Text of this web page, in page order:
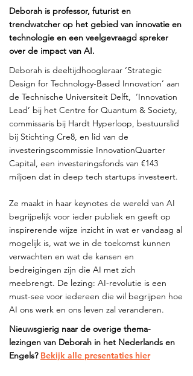
Deborah is professor, futurist en
trendwatcher op het gebied van innovatie en
technologie en een veelgevraagd spreker
over de impact van AI.
Deborah is deeltijdhoogleraar ‘Strategic
Design for Technology-Based Innovation’ aan
de Technische Universiteit Delft, ‘Innovation
Lead’ bij het Centre for Quantum & Society,
commissaris bij Hardt Hyperloop, bestuurslid
bij Stichting Cre8, en lid van de
investeringscommissie InnovationQuarter
Capital, een investeringsfonds van €143
miljoen dat in deep tech startups investeert.
Ze maakt in haar keynotes de wereld van AI
begrijpelijk voor ieder publiek en geeft op
inspirerende wijze inzicht in wat er vandaag al
mogelijk is, wat we in de toekomst kunnen
verwachten en wat de kansen en
bedreigingen zijn die AI met zich
meebrengt. De lezing: AI-revolutie is een
must-see voor iedereen die wil begrijpen hoe
AI ons werk en ons leven zal veranderen.
Nieuwsgierig naar de overige thema-
lezingen van Deborah in het Nederlands en
Engels? Bekijk alle presentaties hier